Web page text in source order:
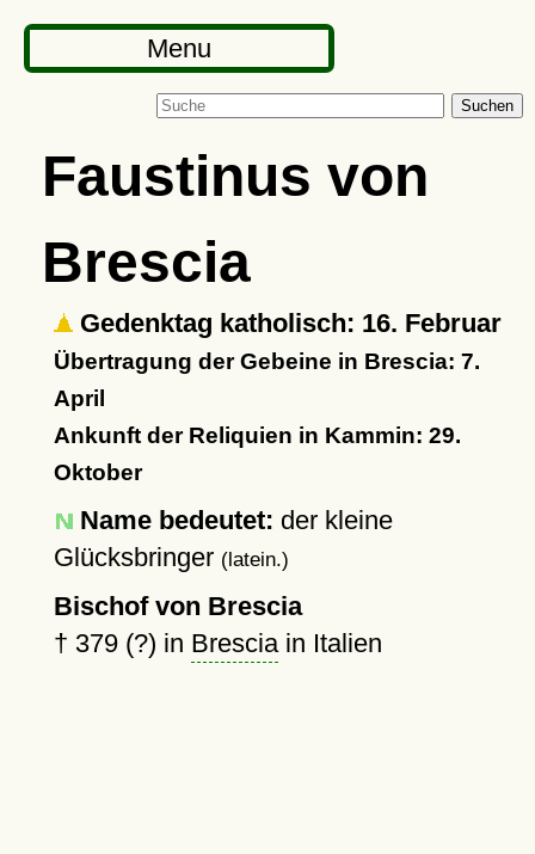
Menu
Suchen
Faustinus von
Brescia
Gedenktag katholisch: 16. Februar
Übertragung der Gebeine in Brescia: 7.
April
Ankunft der Reliquien in Kammin: 29.
Oktober
Name bedeutet: der kleine
Glücksbringer (latein.)
Bischof von Brescia
† 379 (?) in Bresciain Italien